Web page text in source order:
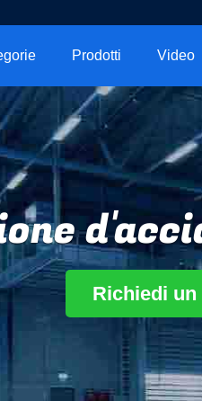
Prodotti Video
Richiedi